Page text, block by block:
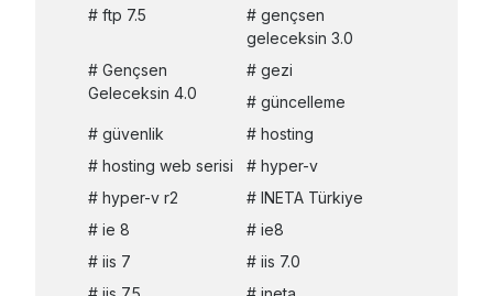
ftp 7.5
gençsen
geleceksin 3.0
Gençsen
Geleceksin 4.0
gezi
güncelleme
güvenlik
hosting
hosting web serisi
hyper-v
hyper-v r2
INETA Türkiye
ie 8
ie8
iis 7
iis 7.0